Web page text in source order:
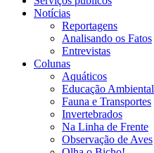
Notícias
Reportagens
Analisando os Fatos
Entrevistas
Colunas
Aquáticos
Educação Ambiental
Fauna e Transportes
Invertebrados
Na Linha de Frente
Observação de Aves